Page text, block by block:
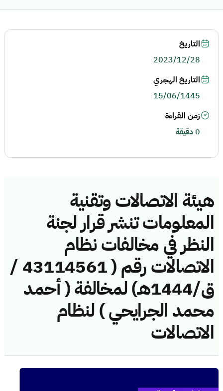
هيئة الاتصالات وتقنية
المعلومات تنشر قرار لجنة
النظر في مخالفات نظام
الاتصالات رقم ( 43114561 /
ق/1444هـ) لمخالفة ( أحمد
محمد الجرايحي ) لنظام
الاتصالات
التاريخ
2023/12/28
التاريخ الهجري
15/06/1445
زمن القراءة
0 دقيقة